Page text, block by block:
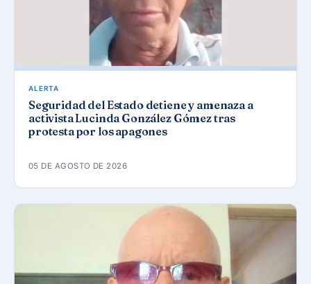
ALERTA
Seguridad del Estado detiene y amenaza a
activista Lucinda González Gómez tras
protesta por los apagones
05 DE AGOSTO DE 2026